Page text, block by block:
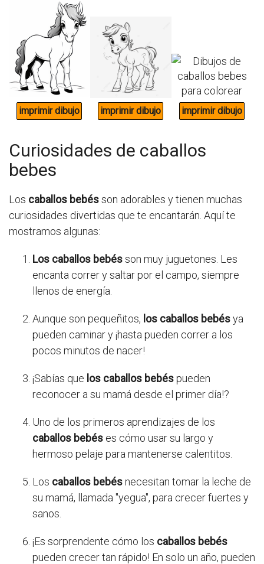
Curiosidades de caballos
bebes
Los caballos bebésson adorables y tienen muchas
curiosidades divertidas que te encantarán. Aquí te
mostramos algunas:
Los caballos bebésson muy juguetones. Les
encanta correr y saltar por el campo, siempre
llenos de energía.
Aunque son pequeñitos, los caballos bebésya
pueden caminar y ¡hasta pueden correr a los
pocos minutos de nacer!
¡Sabías que los caballos bebéspueden
reconocer a su mamá desde el primer día!?
Uno de los primeros aprendizajes de los
caballos bebés es cómo usar su largo y
hermoso pelaje para mantenerse calentitos.
Los caballos bebésnecesitan tomar la leche de
su mamá, llamada "yegua", para crecer fuertes y
sanos.
¡Es sorprendente cómo los caballos bebés
pueden crecer tan rápido! En solo un año, pueden